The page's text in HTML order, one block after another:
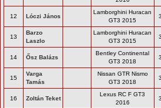
12 Lóczi János
Lamborghini Huracan
GT3 2015
13
Barzo
Laszlo
Lamborghini Huracan
GT3 2015
14 Ősz Balázs
Bentley Continental
GT3 2018
15
Varga
Tamás
Nissan GTR Nismo
GT3 2018
16 Zoltán Teket
Lexus RC F GT3
2016